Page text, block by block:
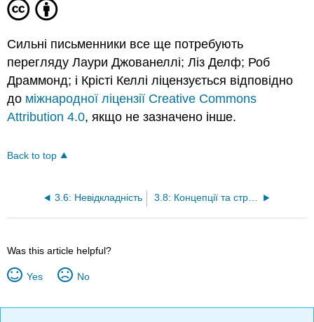
Сильні письменники все ще потребують
перегляду Лаури Джованеллі; Ліз Делф; Роб
Драммонд; і Крісті Келлі ліцензується відповідно
до міжнародної ліцензії Creative Commons
Attribution 4.0, якщо не зазначено інше.
Back to top
3.6: Невідкладність 3.8: Концепції та стратегії перегляду
Was this article helpful?
Yes No